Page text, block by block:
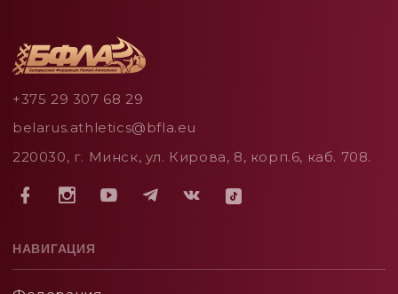
+375 29 307 68 29
belarus.athletics@bfla.eu
220030, г. Минск, ул. Кирова, 8, корп.6, каб. 708.
НАВИГАЦИЯ